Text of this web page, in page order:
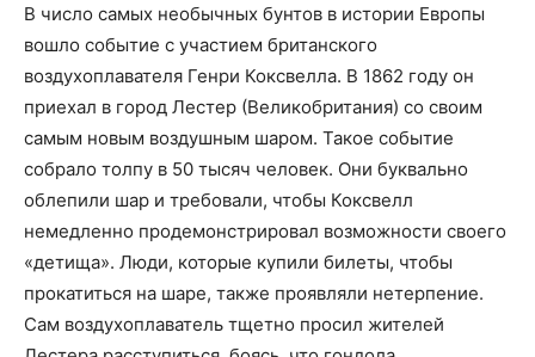
В число самых необычных бунтов в истории Европы
вошло событие с участием британского
воздухоплавателя Генри Коксвелла. В 1862 году он
приехал в город Лестер (Великобритания) со своим
самым новым воздушным шаром. Такое событие
собрало толпу в 50 тысяч человек. Они буквально
облепили шар и требовали, чтобы Коксвелл
немедленно продемонстрировал возможности своего
«детища». Люди, которые купили билеты, чтобы
прокатиться на шаре, также проявляли нетерпение.
Сам воздухоплаватель тщетно просил жителей